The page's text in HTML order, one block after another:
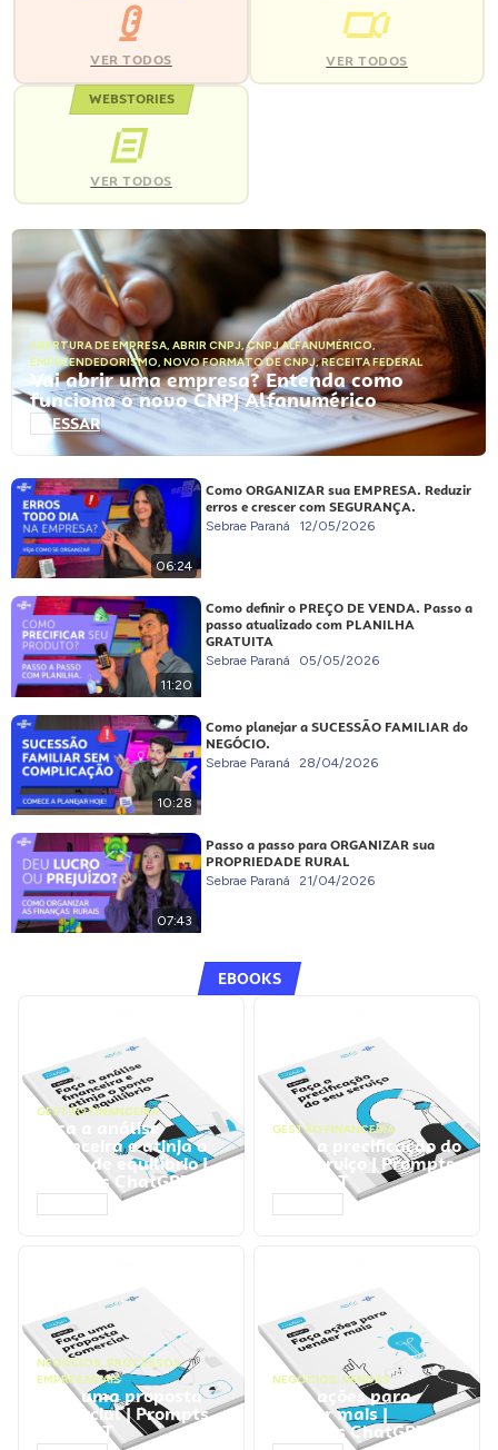
VER TODOS VER TODOS
WEBSTORIES
VER TODOS
ABERTURA DE EMPRESA, ABRIR CNPJ,CNPJ ALFANUMÉRICO,
EMPREENDEDORISMO, NOVO FORMATO DE CNPJ,RECEITA FEDERAL
Vai abrir uma empresa? Entenda como
funciona o novo CNPJ Alfanumérico
ACESSAR
06:24
Como ORGANIZAR sua EMPRESA. Reduzir
erros e crescer com SEGURANÇA.
Sebrae Paraná 12/05/2026
11:20
Como definir o PREÇO DE VENDA. Passo a
passo atualizado com PLANILHA
GRATUITA
Sebrae Paraná 05/05/2026
10:28
Como planejar a SUCESSÃO FAMILIAR do
NEGÓCIO.
Sebrae Paraná 28/04/2026
07:43
Passo a passo para ORGANIZAR sua
PROPRIEDADE RURAL
Sebrae Paraná 21/04/2026
EBOOKS
GESTÃO FINANCEIRA
Faça a análise
financeira e atinja o
ponto de equilíbrio |
Prompts ChatGPT
GESTÃO FINANCEIRA
Faça a precificação do
seu serviço | Prompts
ChatGPT
NEGÓCIOS, PROCESSOS
EMPRESARIAIS
Faça uma proposta
comercial | Prompts
ChatGPT
NEGÓCIOS, VENDAS
Faça ações para
vender mais |
Prompts ChatGPT